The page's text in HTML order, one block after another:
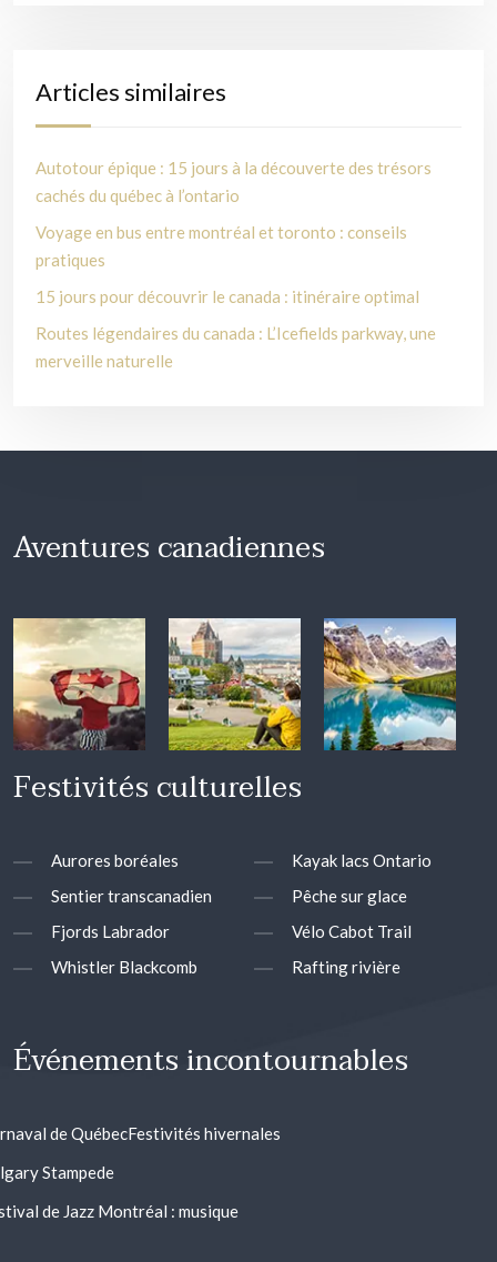
Articles similaires
Autotour épique : 15 jours à la découverte des trésors
cachés du québec à l’ontario
Voyage en bus entre montréal et toronto : conseils
pratiques
15 jours pour découvrir le canada : itinéraire optimal
Routes légendaires du canada : L’Icefields parkway, une
merveille naturelle
Aventures canadiennes
Festivités culturelles
Aurores boréales
Sentier transcanadien
Fjords Labrador
Whistler Blackcomb
Kayak lacs Ontario
Pêche sur glace
Vélo Cabot Trail
Rafting rivière
Événements incontournables
de QuébecFestivités hivernales
Stampede
de Jazz Montréal : musique